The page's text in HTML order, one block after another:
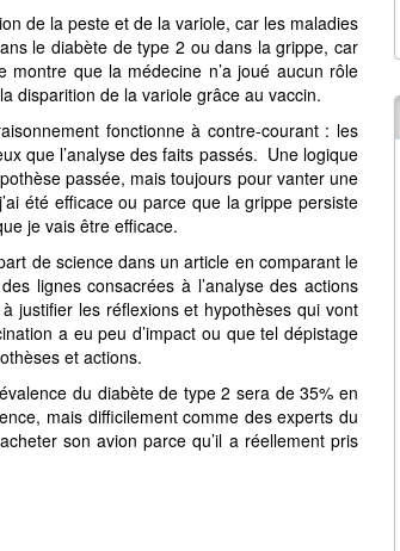
de la peste et de la variole, car les maladies
le diabète de type 2 ou dans la grippe, car
que la médecine n’a joué aucun rôle
disparition de la variole grâce au vaccin.
fonctionne à contre-courant : les
que l’analyse des faits passés. Une logique
passée, mais toujours pour vanter une
été efficace ou parce que la grippe persiste
je vais être efficace.
de science dans un article en comparant le
lignes consacrées à l’analyse des actions
justifier les réflexions et hypothèses qui vont
a eu peu d’impact ou que tel dépistage
et actions.
du diabète de type 2 sera de 35% en
mais difficilement comme des experts du
son avion parce qu’il a réellement pris